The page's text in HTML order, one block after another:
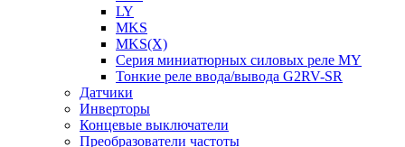
LY
MKS
MKS(X)
Серия миниатюрных силовых реле MY
Тонкие реле ввода/вывода G2RV-SR
Датчики
Инверторы
Концевые выключатели
Преобразователи частоты